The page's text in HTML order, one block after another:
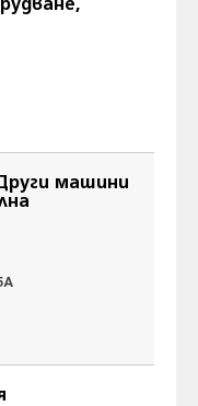
машини